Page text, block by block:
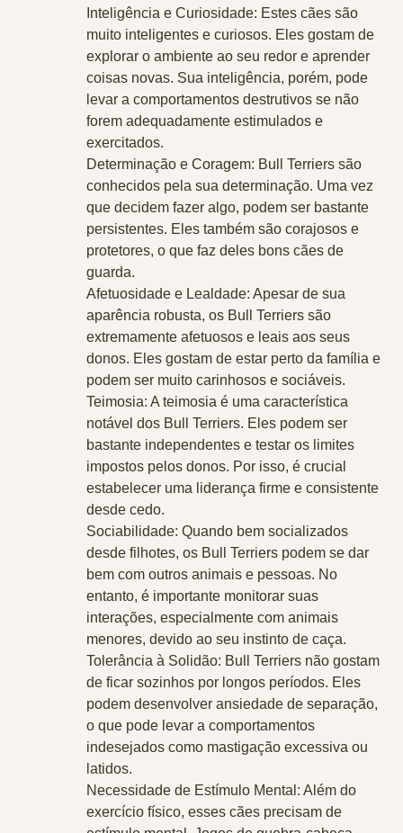
Inteligência e Curiosidade: Estes cães são
muito inteligentes e curiosos. Eles gostam de
explorar o ambiente ao seu redor e aprender
coisas novas. Sua inteligência, porém, pode
levar a comportamentos destrutivos se não
forem adequadamente estimulados e
exercitados.
Determinação e Coragem: Bull Terriers são
conhecidos pela sua determinação. Uma vez
que decidem fazer algo, podem ser bastante
persistentes. Eles também são corajosos e
protetores, o que faz deles bons cães de
guarda.
Afetuosidade e Lealdade: Apesar de sua
aparência robusta, os Bull Terriers são
extremamente afetuosos e leais aos seus
donos. Eles gostam de estar perto da família e
podem ser muito carinhosos e sociáveis.
Teimosia: A teimosia é uma característica
notável dos Bull Terriers. Eles podem ser
bastante independentes e testar os limites
impostos pelos donos. Por isso, é crucial
estabelecer uma liderança firme e consistente
desde cedo.
Sociabilidade: Quando bem socializados
desde filhotes, os Bull Terriers podem se dar
bem com outros animais e pessoas. No
entanto, é importante monitorar suas
interações, especialmente com animais
menores, devido ao seu instinto de caça.
Tolerância à Solidão: Bull Terriers não gostam
de ficar sozinhos por longos períodos. Eles
podem desenvolver ansiedade de separação,
o que pode levar a comportamentos
indesejados como mastigação excessiva ou
latidos.
Necessidade de Estímulo Mental : Além do
exercício físico, esses cães precisam de